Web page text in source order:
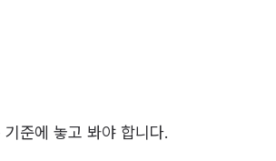
준에 놓고 봐야 합니다.